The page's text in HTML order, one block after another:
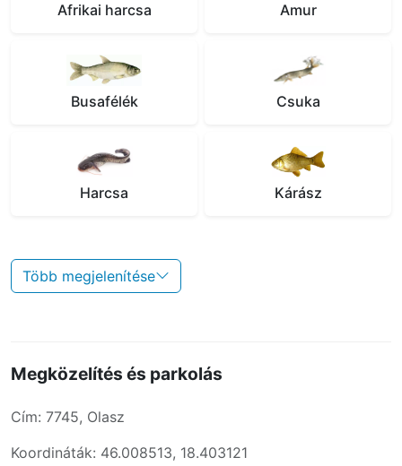
Afrikai harcsa Amur
Busafélék Csuka
Harcsa Kárász
Több megjelenítése
Megközelítés és parkolás
Cím: 7745, Olasz
Koordináták: 46.008513, 18.403121